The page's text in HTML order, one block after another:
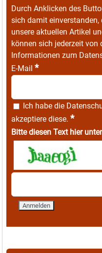
Durch Anklicken des
sich damit
unsere aktuellen Artikel
können sich jederzeit von
Informationen zum
E-Mail *
Ich habe die
akzeptiere diese. *
Bitte diesen Text hier